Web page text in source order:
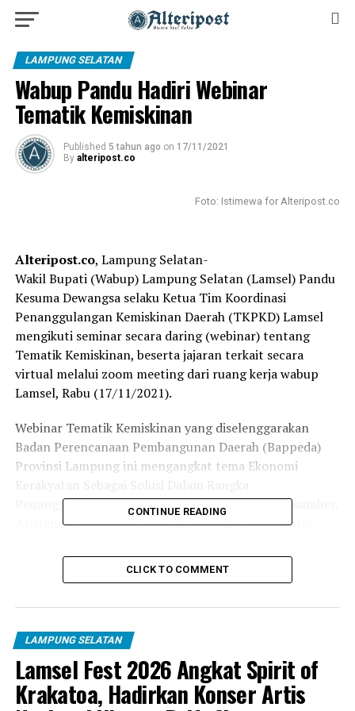
LAMPUNG SELATAN
Wabup Pandu Hadiri Webinar
Tematik Kemiskinan
Published 5 tahun ago on 17/11/2021
By alteripost.co
Foto: Istimewa for Alteripost.co
Alteripost.co, Lampung Selatan-
Wakil Bupati (Wabup) Lampung Selatan (Lamsel) Pandu
Kesuma Dewangsa selaku Ketua Tim Koordinasi
Penanggulangan Kemiskinan Daerah (TKPKD) Lamsel
mengikuti seminar secara daring (webinar) tentang
Tematik Kemiskinan, beserta jajaran terkait secara
virtual melalui zoom meeting dari ruang kerja wabup
Lamsel, Rabu (17/11/2021).
Webinar Tematik Kemiskinan yang diselenggarakan
Badan Perencanaan Pembangunan Daerah (Bappeda)
Provinsi Lampung ini mengangkat tema Ekonomi
Penanggulangan Kemiskinan. Hadir sebagai narasumber,
Asisten Deputi Pengembangan Kawasan dan Rantai
Hartika dan City Manager Tokopedia Fithra Aulia.
Yuslita Dewi menyampaikan, webinar itu
diselenggarakan untuk mengetahui sejauh mana dampak
pandemi Covid-19 terhadap para pelaku UMKM di
Provinsi Lampung.
CONTINUE READING
CLICK TO COMMENT
LAMPUNG SELATAN
Lamsel Fest 2026 Angkat Spirit of
Krakatoa, Hadirkan Konser Artis